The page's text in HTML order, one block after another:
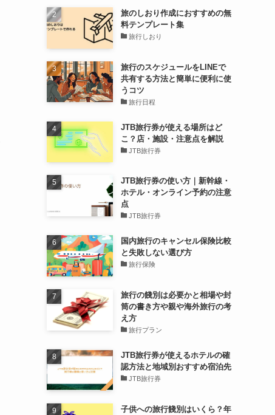
旅のしおり作成におすすめの無
料テンプレート集
旅行しおり
旅行のスケジュールをLINEで
共有する方法と簡単に便利に使
うコツ
旅行日程
JTB旅行券が使える場所はど
こ？店・施設・注意点を解説
JTB旅行券
JTB旅行券の使い方｜新幹線・
ホテル・オンライン予約の注意
点
JTB旅行券
国内旅行のキャンセル保険比較
と失敗しない選び方
旅行保険
旅行の餞別は必要かと相場や封
筒の書き方や親や海外旅行の考
え方
旅行プラン
JTB旅行券が使えるホテルの確
認方法と地域別おすすめ宿泊先
JTB旅行券
子供への旅行餞別はいくら？年